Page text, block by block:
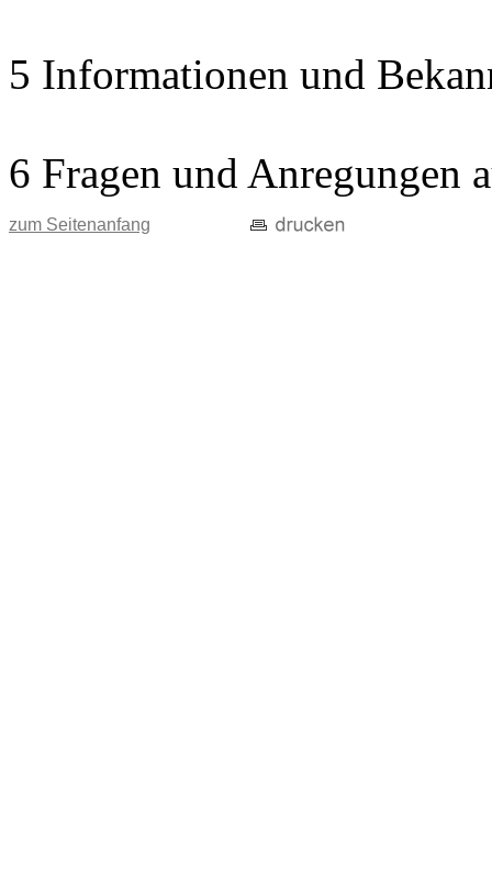
5 Informationen und
6 Fragen und Anregungen
zum Seitenanfang